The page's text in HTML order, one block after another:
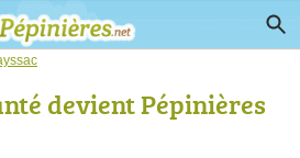
devient Pépinières